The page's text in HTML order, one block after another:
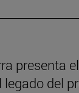
presenta
del